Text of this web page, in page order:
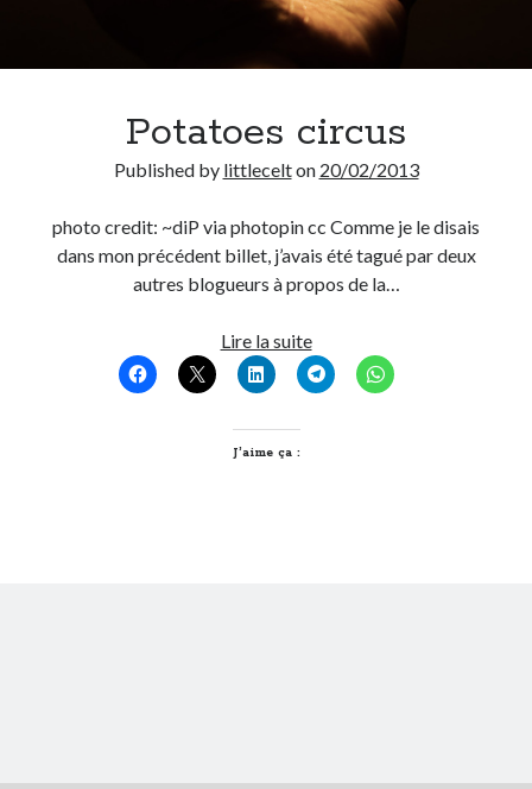
Potatoes circus
Published by littlecelton 20/02/2013
photo credit: ~diP via photopin cc Comme je le disais
dans mon précédent billet, j’avais été tagué par deux
autres blogueurs à propos de la…
Lire la suitePotatoes
circus
J’aime ça :